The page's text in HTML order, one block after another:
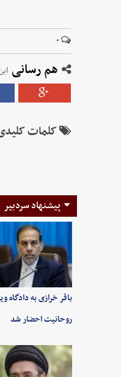
۰
هم رسانی
کلمات
پیشنهاد سردبیر
باقر خرازی به دادگاه
روحانیت احضار شد